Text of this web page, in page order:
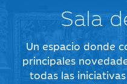
Sala
Un espacio donde
principales
todas las